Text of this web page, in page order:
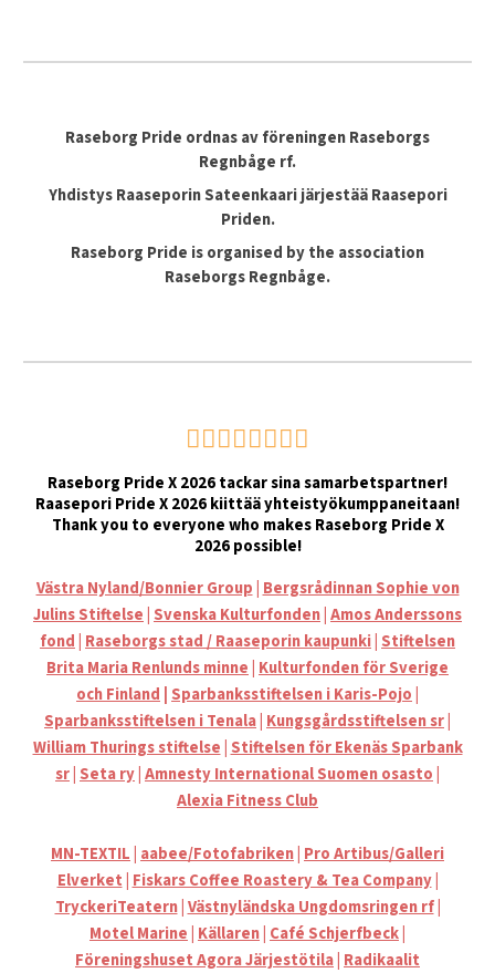
Raseborg Pride ordnas av föreningen Raseborgs
Regnbåge rf.
Yhdistys Raaseporin Sateenkaari järjestääRaasepori
Priden.
Raseborg Pride is organised by the association
Raseborgs Regnbåge.
🏳️‍🌈🏳️‍🌈🏳️‍🌈🏳️‍🌈
Raseborg Pride X 2026 tackar sina samarbetspartner!
Raasepori Pride X 2026 kiittää yhteistyökumppaneitaan!
Thank you to everyone who makes Raseborg Pride X
2026 possible!
Västra Nyland/Bonnier Group Bergsrådinnan Sophie von
Julins Stiftelse Svenska Kulturfonden Amos Anderssons
fond Raseborgs stad / Raaseporin kaupunki Stiftelsen
Brita Maria Renlunds minne Kulturfonden för Sverige
och Finland | Sparbanksstiftelsen i Karis-Pojo
Sparbanksstiftelsen i Tenala Kungsgårdsstiftelsen sr
William Thurings stiftelse Stiftelsen för Ekenäs Sparbank
sr Seta ry Amnesty International Suomen osasto
Alexia Fitness Club
MN-TEXTIL aabee/Fotofabriken Pro Artibus/Galleri
Elverket Fiskars Coffee Roastery & Tea Company|
TryckeriTeatern| Västnyländska Ungdomsringen rf
Motel Marine Källaren Café Schjerfbeck
Föreningshuset Agora Järjestötila Radikaalit